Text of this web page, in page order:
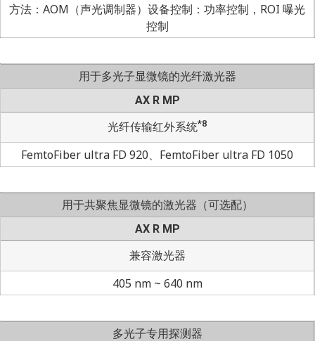
方法：AOM（声光调制器）设备控制：功率控制，ROI 曝光
控制
用于多光子显微镜的光纤激光器
AX R MP
光纤传输红外系统*8
FemtoFiber ultra FD 920、FemtoFiber ultra FD 1050
用于共聚焦显微镜的激光器（可选配）
AX R MP
兼容激光器
405 nm ~ 640 nm
多光子专用探测器